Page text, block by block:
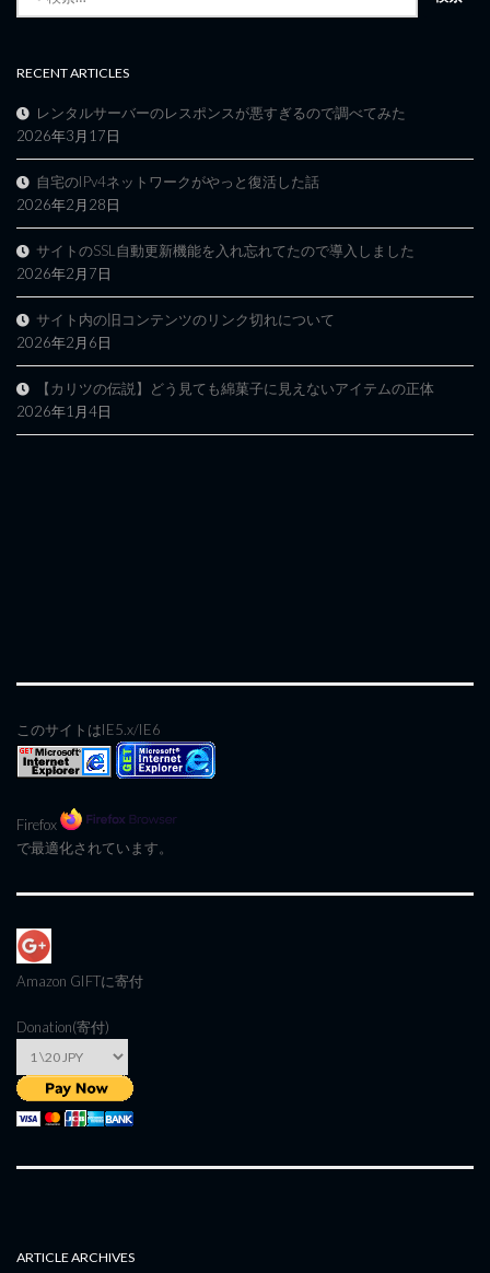
RECENT ARTICLES
レンタルサーバーのレスポンスが悪すぎるので調べてみた
2026年3月17日
自宅のIPv4ネットワークがやっと復活した話
2026年2月28日
サイトのSSL自動更新機能を入れ忘れてたので導入しました
2026年2月7日
サイト内の旧コンテンツのリンク切れについて
2026年2月6日
【カリツの伝説】どう見ても綿菓子に見えないアイテムの正体
2026年1月4日
このサイトはIE5.x/IE6
Firefox
で最適化されています。
Amazon GIFTに寄付
Donation(寄付)
ARTICLE ARCHIVES